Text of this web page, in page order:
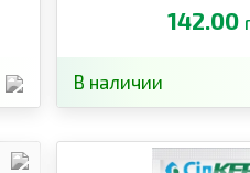
142.00
В наличии